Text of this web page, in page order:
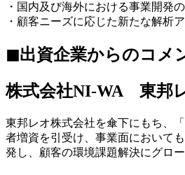
・国内及び海外における事業開発
・顧客ニーズに応じた新たな解析
◼︎出資企業からのコメ
株式会社NI-WA 東邦
東邦レオ株式会社を傘下にもち、
者増資を引受け、事業面において
発し、顧客の環境課題解決にグロ